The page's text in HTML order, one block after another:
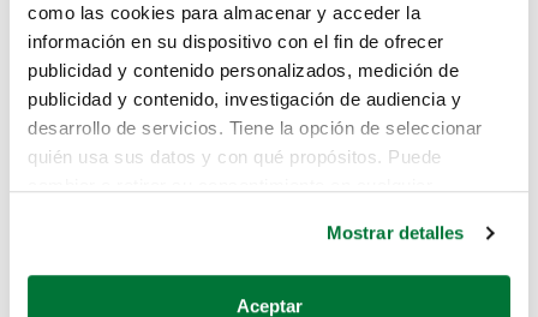
como las cookies para almacenar y acceder la
información en su dispositivo con el fin de ofrecer
publicidad y contenido personalizados, medición de
publicidad y contenido, investigación de audiencia y
desarrollo de servicios. Tiene la opción de seleccionar
quién usa sus datos y con qué propósitos. Puede
Si lo permite, también quisiéramos:
Mostrar detalles
Aceptar
Lo sentimos, no sabemos como
te hemos traido hasta aquí.
Pero puedes encontrar el coche que estás
buscando en alguno de estos enlaces:
Coches de segunda mano